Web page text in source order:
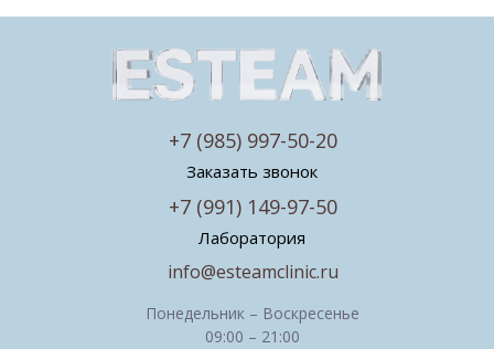
Понедельник – Воскресенье
09:00 – 21:00
Заказать звонок
Лаборатория
info@esteamclinic.ru
+7 (991) 149-97-50
+7 (985) 997-50-20